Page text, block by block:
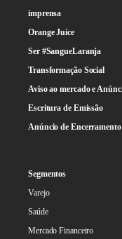
imprensa
Orange Juice
Ser #SangueLaranja
Transformação Social
Aviso ao mercado e
Escritura de Emissão
Anúncio de Encerramento
Segmentos
Varejo
Saúde
Mercado Financeiro